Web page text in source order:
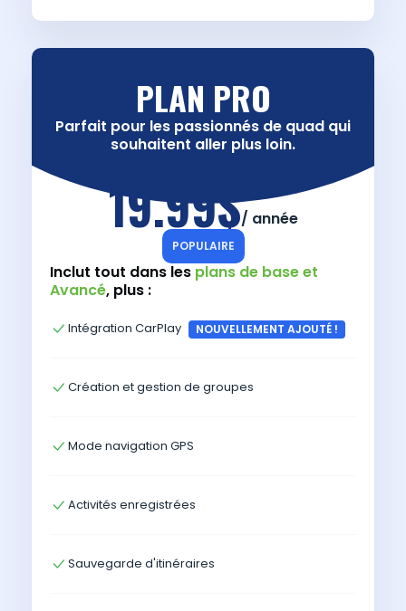
PLAN PRO
Parfait pour les passionnés de quad qui
souhaitent aller plus loin.
19.99$/ année
POPULAIRE
Inclut tout dans les plans de base et
Avancé, plus :
Intégration CarPlay NOUVELLEMENT AJOUTÉ !
Création et gestion de groupes
Mode navigation GPS
Activités enregistrées
Sauvegarde d'itinéraires